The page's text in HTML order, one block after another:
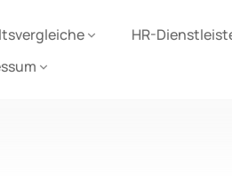
HR-